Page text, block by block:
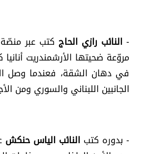
- النائب رازي الحاجكتب عبر منصّة
مروّعة ضحيتها الأرشمندريت
في دهان الشقة، فعندما وصل
الجانبين اللبناني والسوري ومن
- بدوره كتبالنائب الياس حنكش